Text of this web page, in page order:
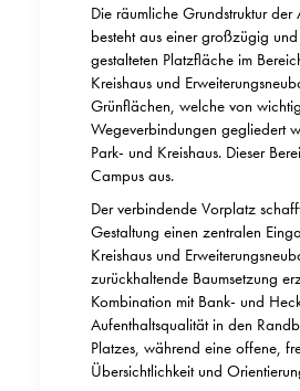
Die räumliche Grundstruktur
besteht aus einer großzügig
gestalteten Platzfläche im
Kreishaus und
Grünflächen, welche von
Wegeverbindungen gegliedert
Park- und Kreishaus. Dieser
Campus aus.
Der verbindende Vorplatz
Gestaltung einen zentralen
Kreishaus und
zurückhaltende Baumsetzung
Kombination mit Bank- und
Aufenthaltsqualität in den
Platzes, während eine offene,
Übersichtlichkeit und